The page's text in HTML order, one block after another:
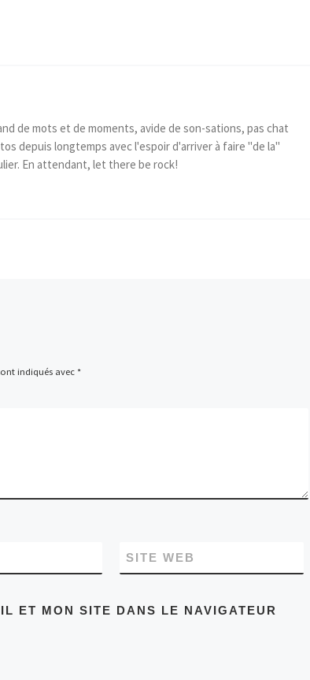
de mots et de moments, avide de son-sations, pas chat
depuis longtemps avec l'espoir d'arriver à faire "de la"
En attendant, let there be rock!
indiqués avec*
SITE WEB
ET MON SITE DANS LE NAVIGATEUR